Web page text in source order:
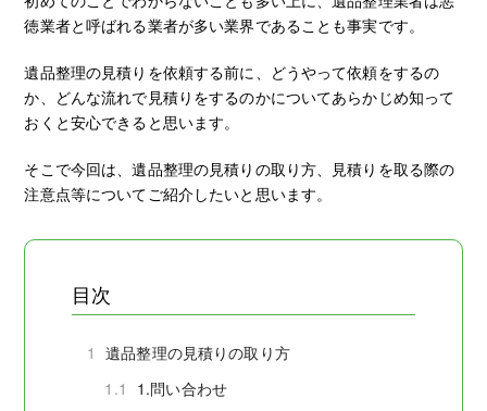
徳業者と呼ばれる業者が多い業界であることも事実です。
遺品整理の見積りを依頼する前に、どうやって依頼をするの
か、どんな流れで見積りをするのかについてあらかじめ知って
おくと安心できると思います。
そこで今回は、遺品整理の見積りの取り方、見積りを取る際の
注意点等についてご紹介したいと思います。
目次
1
遺品整理の見積りの取り方
1.1
1.問い合わせ